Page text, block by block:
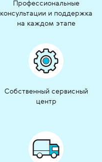
Профессиональные
консультации и поддержка
на каждом этапе
Собственный сервисный
центр